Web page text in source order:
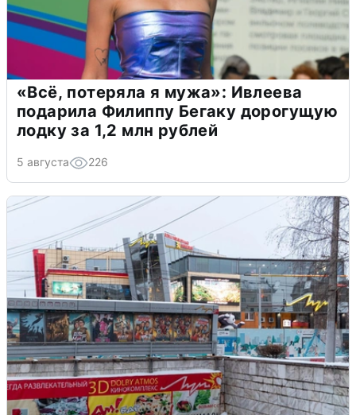
«Всё, потеряла я мужа»: Ивлеева
подарила Филиппу Бегаку дорогущую
лодку за 1,2 млн рублей
5 августа 226